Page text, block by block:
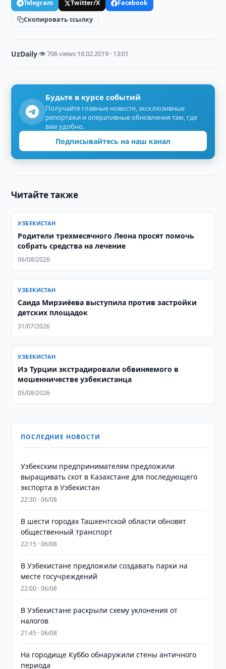
Telegram Twitter/X
Facebook
Скопировать ссылку
UzDaily·👁 706 views·18.02.2019 · 13:01
Будьте в курсе событий
Получайте главные новости, эксклюзивные
репортажи и оперативные обновления там, где
вам удобно.
Подписывайтесь на наш канал
Читайте также
УЗБЕКИСТАН
Родители трехмесячного Леона просят помочь
собрать средства на лечение
06/08/2026
УЗБЕКИСТАН
Саида Мирзиёева выступила против застройки
детских площадок
31/07/2026
УЗБЕКИСТАН
Из Турции экстрадировали обвиняемого в
мошенничестве узбекистанца
05/08/2026
ПОСЛЕДНИЕ НОВОСТИ
Узбекским предпринимателям предложили
выращивать скот в Казахстане для последующего
экспорта в Узбекистан
22:30 · 06/08
В шести городах Ташкентской области обновят
общественный транспорт
22:15 · 06/08
В Узбекистане предложили создавать парки на
месте госучреждений
22:00 · 06/08
В Узбекистане раскрыли схему уклонения от
налогов
21:45 · 06/08
На городище Куббо обнаружили стены античного
периода